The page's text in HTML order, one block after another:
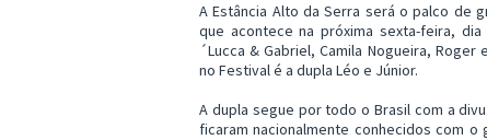
A Estância Alto da Serra será o palco de
que acontece na próxima sexta-feira,
´Lucca & Gabriel, Camila Nogueira,
no Festival é a dupla Léo e Júnior.
A dupla segue por todo o Brasil com a
ficaram nacionalmente conhecidos com